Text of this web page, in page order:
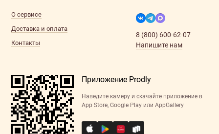
О сервисе
Доставка и оплата
Контакты
8 (800) 600-62-07
Напишите нам
Приложение Prodly
Наведите камеру и скачайте приложение в
App Store, Google Play или AppGallery